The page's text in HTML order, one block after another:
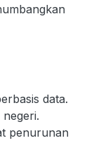
data.
penurunan